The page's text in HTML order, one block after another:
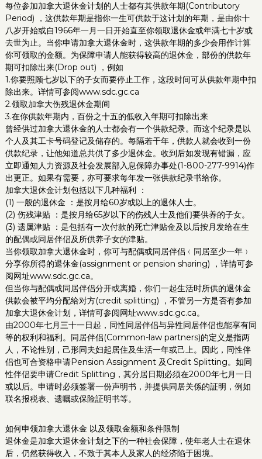
每位参加加拿大退休金计划的人士都有其供款年期(Contributory
Period) ，这供款年期是指你一生可供款于这计划的年期，是由你十
八岁开始或自1966年一月一日开始直至你领取退休金或年满七十岁或
去世为止。当你申请加拿大退休金时，这供款年期的多少会用作计算
你可领取的金额。为保障申请人能获得较高的退休金，部份的供款年
期可扣除出来(Drop out) ，例如
1.你要照顾七岁以下的子女而要停止工作，这段时间可从供款年期中扣
除出来。详情可参阅www.sdc.gc.ca
2.领取加拿大伤残退休金期间
3.在你供款年期内，百份之十五的低收入年期可扣除出来
曾经供过加拿大退休金的人士都会有一个供款纪录。而这个纪录是以
个人及其工卡号码登记及储存的。每隔若干年，供款人就会收到一份
供款纪录，让他知道总共供了多少退休金。收到后如发现有错漏，应
立即通知人力资源及社会发展部入息保障办事处(1-800-277-9914)作
出更正。如果有需要，亦可要求每年发一张供款纪录书给你。
加拿大退休金计划包括以下几种福利 ：
(1) 一般的退休金 ：是按月给60岁或以上的退休人士。
(2) 伤残津贴 ：是按月给65岁以下的伤残人士及他们要供养的子女。
(3) 遗属津贴 ：是包括有一次付款的死亡津贴金及以后按月发给在生
的配偶或同居伴侣及所供养子女的津贴。
当你领取加拿大退休金时，你可与配偶或同居伴侣﹙同居至少一年﹚
分享你所得的退休金(assignment or pension sharing) ，详情可参
阅网址www.sdc.gc.ca。
但当你与配偶或同居伴侣分开或离婚，你们一起生活时所供的退休金
供款会被平均分配给对方(credit splitting) ，不管另一方是否有参加
加拿大退休金计划，详情可参阅网址www.sdc.gc.ca。
由2000年七月三十一日起，同性同居伴侣与异性同居伴侣也能享有同
等的权利和福利。同居伴侣(Common-law partners)的定义是指两
人，不论性别，己形同夫妇起居住及生活一年或己上。因此，同性伴
侣也可合资格申请Pension Assignment 及Credit Splitting。如同
性伴侣要申请Credit Splitting，其分居日期必须在2000年七月一日
或以后。申请时必须签署一份声明书，并提供同居关係的証明，例如
联名报税表、遗嘱或保险証明书等。
如何申领加拿大退休金 以及领取金额和条件限制
退休金是加拿大退休金计划之下的一种社会保障，使年老人士在退休
后，仍然获得收入，不致于其本人及家人的经济陷于困境。